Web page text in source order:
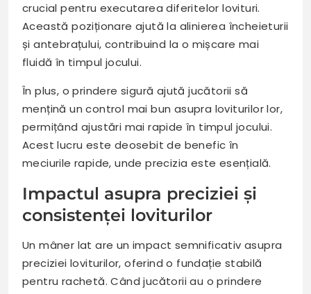
crucial pentru executarea diferitelor lovituri.
Această poziționare ajută la alinierea încheieturii
și antebrațului, contribuind la o mișcare mai
fluidă în timpul jocului.
În plus, o prindere sigură ajută jucătorii să
mențină un control mai bun asupra loviturilor lor,
permițând ajustări mai rapide în timpul jocului.
Acest lucru este deosebit de benefic în
meciurile rapide, unde precizia este esențială.
Impactul asupra preciziei și
consistenței loviturilor
Un mâner lat are un impact semnificativ asupra
preciziei loviturilor, oferind o fundație stabilă
pentru rachetă. Când jucătorii au o prindere